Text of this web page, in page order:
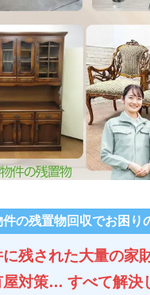
の残置物回収でお困り
残された大量の家
対策… すべて解決